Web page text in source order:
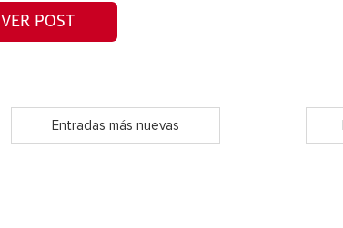
VER POST
Entradas más nuevas